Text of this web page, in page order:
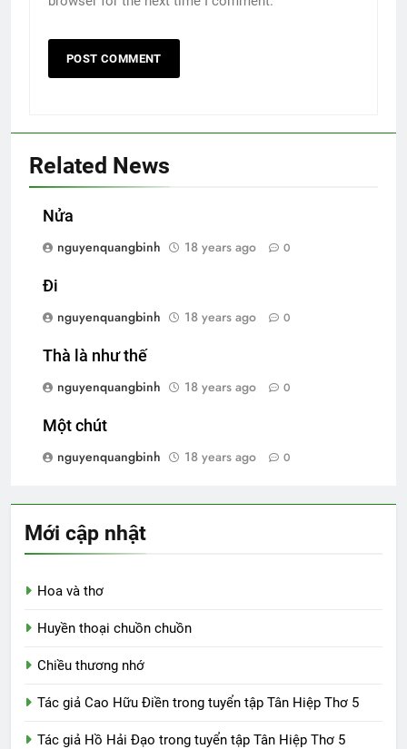
Related News
Nửa
nguyenquangbinh
18 years ago 0
Đi
nguyenquangbinh
18 years ago 0
Thà là như thế
nguyenquangbinh
18 years ago 0
Một chút
nguyenquangbinh
18 years ago 0
Mới cập nhật
Hoa và thơ
Huyền thoại chuồn chuồn
Chiều thương nhớ
Tác giả Cao Hữu Điền trong tuyển tập Tân Hiệp Thơ 5
Tác giả Hồ Hải Đạo trong tuyển tập Tân Hiệp Thơ 5